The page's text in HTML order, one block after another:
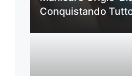
Conquistando